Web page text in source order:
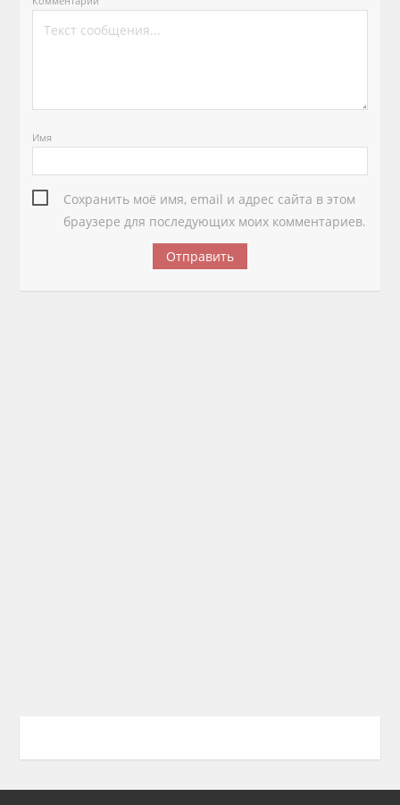
Имя
Сохранить моё имя, email и адрес сайта в этом
браузере для последующих моих комментариев.